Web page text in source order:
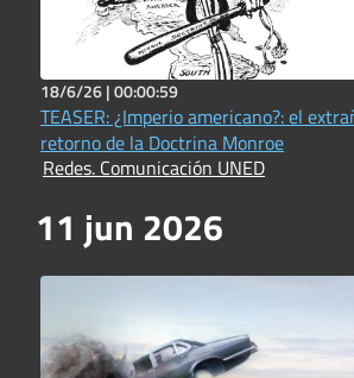
18/6/26 |00:00:59
TEASER: ¿Imperio americano?: el
retorno de la Doctrina Monroe
Redes. Comunicación UNED
11 jun 2026